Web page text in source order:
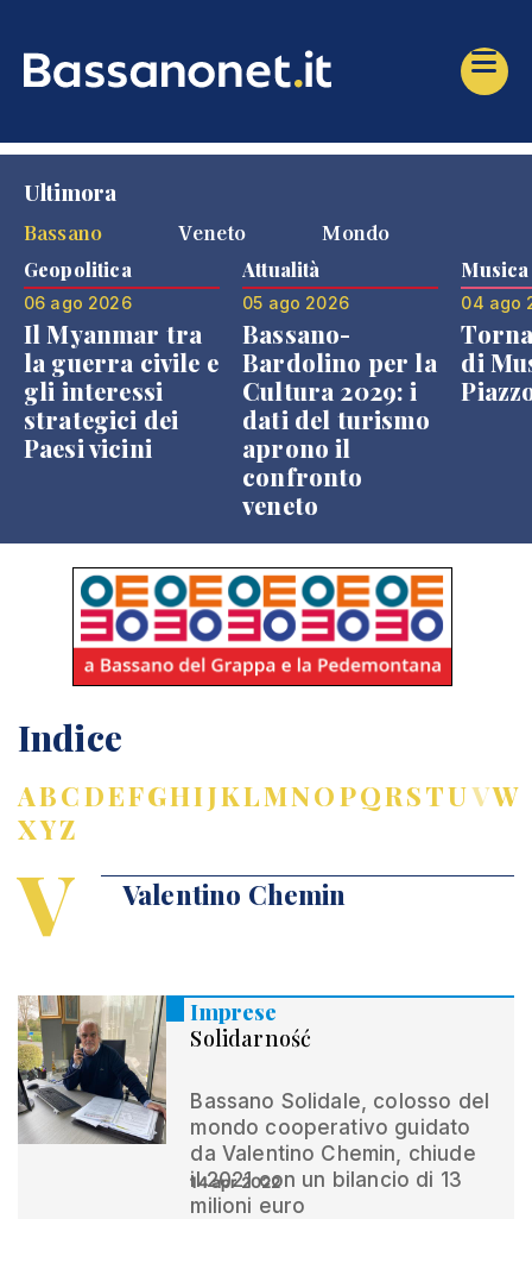
Ultimora
Bassano
Veneto Mondo
Geopolitica
06 ago 2026
Il Myanmar tra
la guerra civile e
gli interessi
strategici dei
Paesi vicini
Attualità
05 ago 2026
Bassano-
Bardolino per la
Cultura 2029: i
dati del turismo
aprono il
confronto
veneto
Musica
04 ago
di
Indice
ABCDEFGHIJKLMNOPQRSTUVW
XYZ
V Valentino Chemin
Imprese
Solidarność
Bassano Solidale, colosso del
mondo cooperativo guidato
da Valentino Chemin, chiude
il 2021 con un bilancio di 13
milioni euro
14 apr 2022